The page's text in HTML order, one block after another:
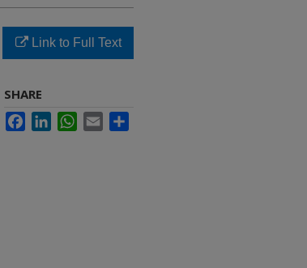
Link to Full Text
SHARE
FacebookLinkedInWhatsApp
Email